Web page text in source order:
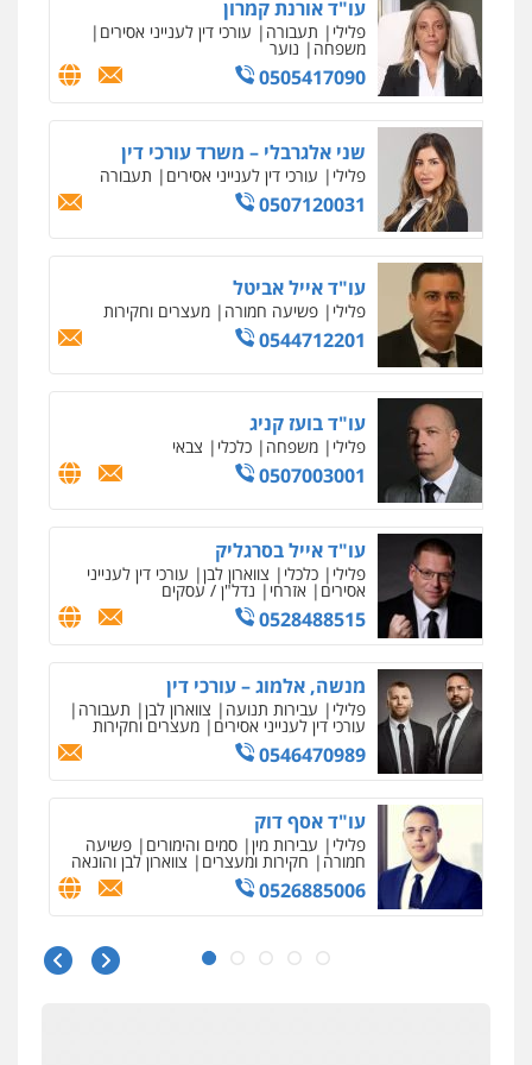
פלילי כלכלי צווארון לבן עורכי דין לענייני
אסירים אזרחי נדל"ן / עסקים
0528488515
מנשה, אלמוג – עורכי דין
פלילי עבירות תנועה צווארון לבן תעבורה
עורכי דין לענייני אסירים מעצרים וחקירות
0546470989
עו"ד אסף דוק
פלילי עבירות מין סמים והימורים
חמורה חקירות ומעצרים צווארון לבן והונאה
0526885006
עו"ד תומר בנישתי
פלילי מעצרים וחקירות
חמורה
0546657865
אלי אונגר משרד עו"ד
פלילי פשיעה חמורה מעצרים מנהלי רישוי
עסקים
0507302623
עו"ד מעיין שמחון
פלילי מעצרים וחקירות עורכי דין לענייני
אסירים
0587604050
עו"ד שאדי כבהא
פלילי עורכי דין לענייני אסירים
0525556970
עו"ד רויטל סבג שקד